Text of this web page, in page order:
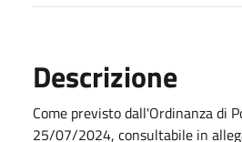
Descrizione
Come previsto dall'Ordinanza di
25/07/2024, consultabile in